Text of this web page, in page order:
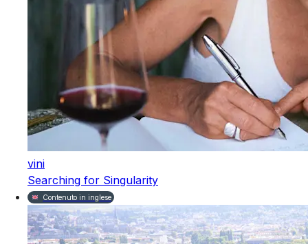
vini
Searching for Singularity
Contenuto in inglese